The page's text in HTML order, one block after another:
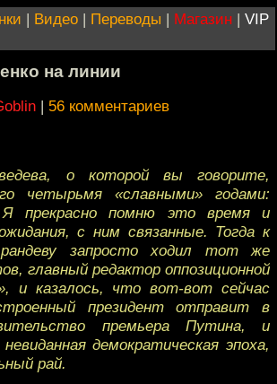
| Видео | Переводы | Магазин | VIP
на линии
| 56 комментариев
о которой вы говорите,
четырьмя «славными» годами:
прекрасно помню это время и
с ним связанные. Тогда к
запросто ходил тот же
главный редактор оппозиционной
и казалось, что вот-вот сейчас
президент отправит в
премьера Путина, и
демократическая эпоха,
рай.